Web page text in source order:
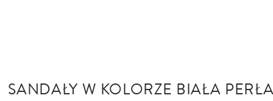
SANDAŁY W KOLORZE BIAŁA